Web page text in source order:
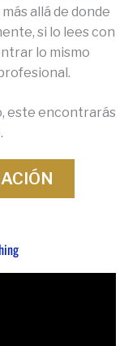
allá de donde
si lo lees con
lo mismo
este encontrarás